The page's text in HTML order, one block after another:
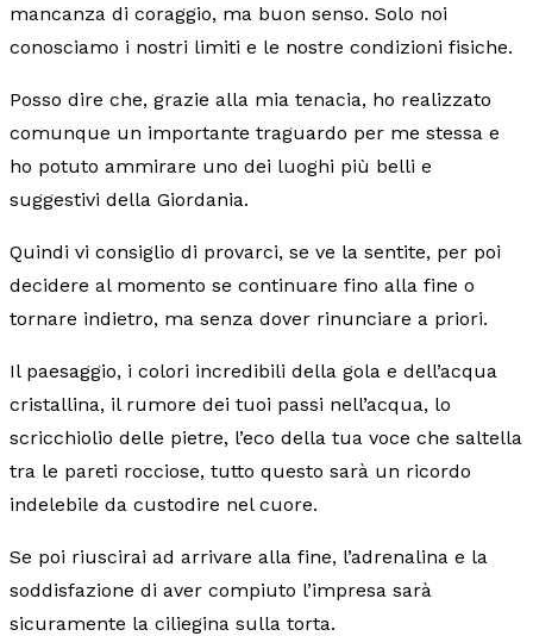
mancanza di coraggio, ma buon senso. Solo noi
conosciamo i nostri limiti e le nostre condizioni fisiche.
Posso dire che, grazie alla mia tenacia, ho realizzato
comunque un importante traguardo per me stessa e
ho potuto ammirare uno dei luoghi più belli e
suggestivi della Giordania.
Quindi vi consiglio di provarci, se ve la sentite, per poi
decidere al momento se continuare fino alla fine o
tornare indietro, ma senza dover rinunciare a priori.
Il paesaggio, i colori incredibili della gola e dell’acqua
cristallina, il rumore dei tuoi passi nell’acqua, lo
scricchiolio delle pietre, l’eco della tua voce che saltella
tra le pareti rocciose, tutto questo sarà un ricordo
indelebile da custodire nel cuore.
Se poi riuscirai ad arrivare alla fine, l’adrenalina e la
soddisfazione di aver compiuto l’impresa sarà
sicuramente la ciliegina sulla torta.